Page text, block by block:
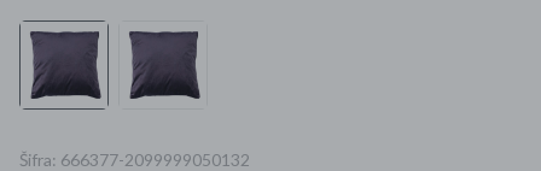
Kućanski aparati
Specijalne kategorije
Šifra: 666377-2099999050132